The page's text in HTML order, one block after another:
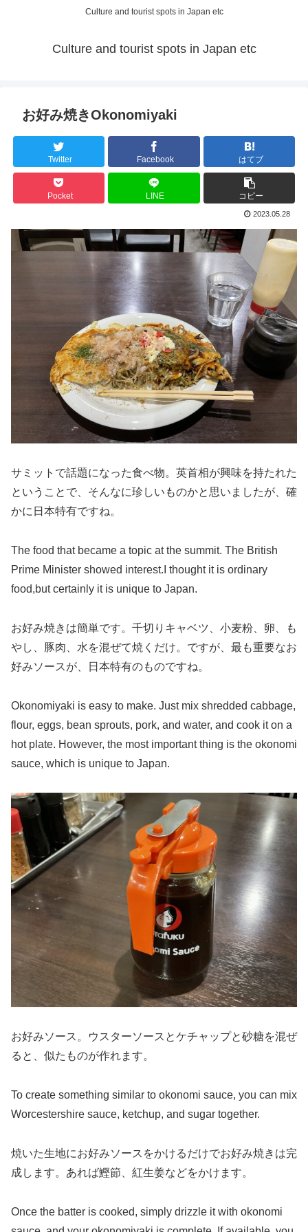
Culture and tourist spots in Japan etc
Culture and tourist spots in Japan etc
お好み焼きOkonomiyaki
Twitter Facebook はてブ
Pocket LINE コピー
2023.05.28
サミットで話題になった食べ物。英首相が興味を持たれた
ということで、そんなに珍しいものかと思いましたが、確
かに日本特有ですね。
The food that became a topic at the summit. The British
Prime Minister showed interest.I thought it is ordinary
food,but certainly it is unique to Japan.
お好み焼きは簡単です。千切りキャベツ、小麦粉、卵、も
やし、豚肉、水を混ぜて焼くだけ。ですが、最も重要なお
好みソースが、日本特有のものですね。
Okonomiyaki is easy to make. Just mix shredded cabbage,
flour, eggs, bean sprouts, pork, and water, and cook it on a
hot plate. However, the most important thing is the okonomi
sauce, which is unique to Japan.
お好みソース。ウスターソースとケチャップと砂糖を混ぜ
ると、似たものが作れます。
To create something similar to okonomi sauce, you can mix
Worcestershire sauce, ketchup, and sugar together.
焼いた生地にお好みソースをかけるだけでお好み焼きは完
成します。あれば鰹節、紅生姜などをかけます。
Once the batter is cooked, simply drizzle it with okonomi